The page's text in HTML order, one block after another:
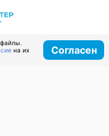
на их
Согласен